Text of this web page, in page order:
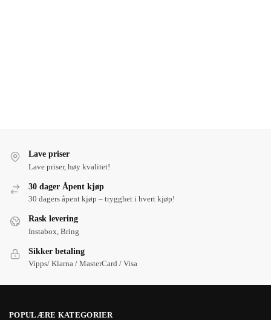
Lave priser
Lave priser, høy kvalitet!
30 dager Åpent kjøp
30 dagers åpent kjøp – trygghet i hvert kjøp!
Rask levering
Instabox, Bring
Sikker betaling
Vipps/ Klarna / MasterCard / Visa
POPULÆRE KATEGORIER